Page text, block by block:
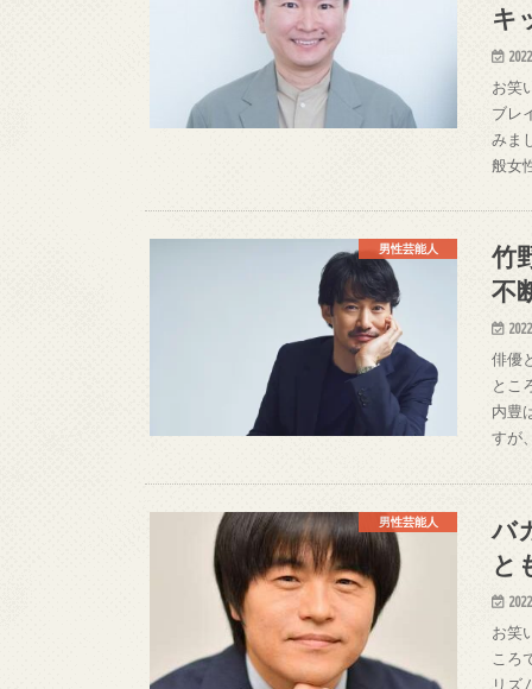
キ
お笑
ブレ
みま
般女
男性芸能人
竹
不
俳優
とこ
内豊
すが
男性芸能人
バ
と
お笑
ころ
リズ